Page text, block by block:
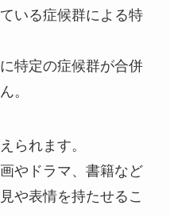
いる症候群による特
特定の症候群が合併
。
られます。
やドラマ、書籍など
や表情を持たせるこ